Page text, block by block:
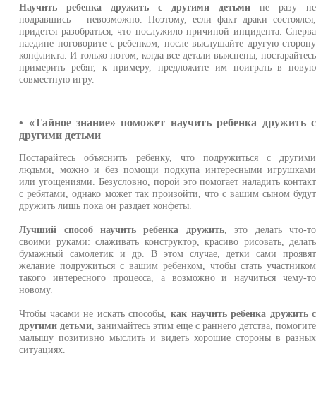
Научить ребенка дружить с другими детьми не разу не
подравшись – невозможно. Поэтому, если факт драки состоялся,
придется разобраться, что послужило причиной инцидента. Сперва
наедине поговорите с ребенком, после выслушайте другую сторону
конфликта. И только потом, когда все детали выяснены, постарайтесь
примерить ребят, к примеру, предложите им поиграть в новую
совместную игру.
• «Тайное знание» поможет научить ребенка дружить с
другими детьми
Постарайтесь объяснить ребенку, что подружиться с другими
людьми, можно и без помощи подкупа интересными игрушками
или угощениями. Безусловно, порой это помогает наладить контакт
с ребятами, однако может так произойти, что с вашим сыном будут
дружить лишь пока он раздает конфеты.
Лучший способ научить ребенка дружить, это делать что-то
своими руками: слаживать конструктор, красиво рисовать, делать
бумажный самолетик и др. В этом случае, детки сами проявят
желание подружиться с вашим ребенком, чтобы стать участником
такого интересного процесса, а возможно и научиться чему-то
новому.
Чтобы часами не искать способы, как научить ребенка дружить с
другими детьми , занимайтесь этим еще с раннего детства, помогите
малышу позитивно мыслить и видеть хорошие стороны в разных
ситуациях.